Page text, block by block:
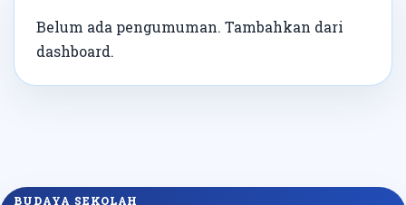
Belum ada pengumuman. Tambahkan dari
dashboard.
BUDAYA SEKOLAH